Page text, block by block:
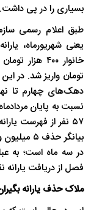
بسیاری را در پی داشت.
یعنی شهریورماه،
دهک‌های چهارم تا
۵۷ نفر از فهرست
فصل از دریافت یارانه
ملاک حذف یارانه